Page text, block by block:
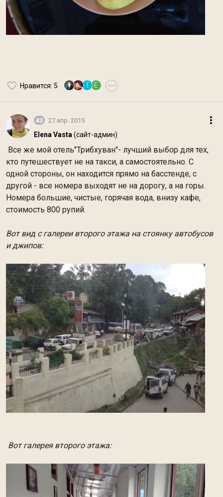
Нравится: 5 Т E •••
43 27 апр. 2015
Elena Vasta (сайт-админ)
Все же мой отель"Трибхуван"- лучший выбор для тех,
кто путешествует не на такси, а самостоятельно. С
одной стороны, он находится прямо на басстенде, с
другой - все номера выходят не на дорогу, а на горы.
Номера большие, чистые, горячая вода, внизу кафе,
стоимость 800 рупий.
Вот вид с галереи второго этажа на стоянку автобусов
и джипов:
Вот галерея второго этажа: